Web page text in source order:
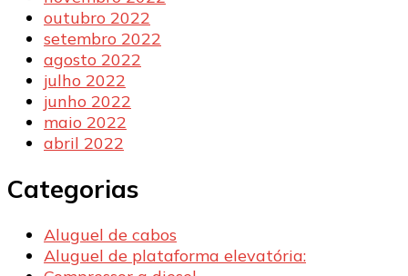
outubro 2022
setembro 2022
agosto 2022
julho 2022
junho 2022
maio 2022
abril 2022
Categorias
Aluguel de cabos
Aluguel de plataforma elevatória: